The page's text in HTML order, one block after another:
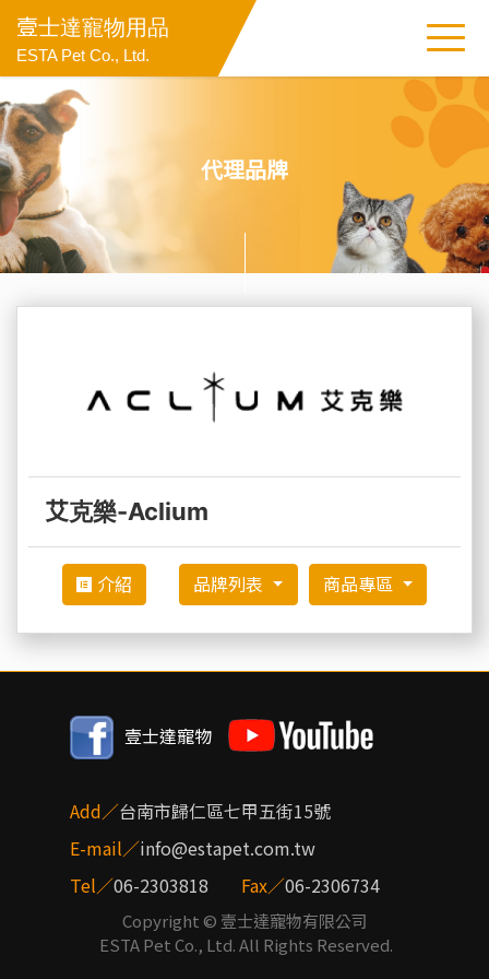
壹士達寵物用品
ESTA Pet Co., Ltd.
代理品牌
艾克樂-Aclium
介紹 品牌列表 商品專區
壹士達寵物
Add／台南市歸仁區七甲五街15號
E-mail／info@estapet.com.tw
Tel／06-2303818 Fax／06-2306734
Copyright © 壹士達寵物有限公司
ESTA Pet Co., Ltd.All Rights Reserved.